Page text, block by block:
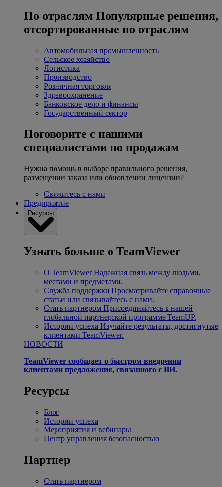
По отраслям Популярные решения,
отсортированные по отраслям
Автомобильная промышленность
Сельское хозяйство
Логистика
Производство
Розничная торговля
Здравоохранение
Банковское дело и финансы
Государственный сектор
Поговорите с нашими
специалистами по продажам
Нужна помощь в выборе правильного решения,
размещении заказа или обновлении лицензии?
Свяжитесь с нами
Предприятие
Ресурсы
Узнать больше о TeamViewer
О TeamViewer Надежная связь между людьми,
местами и предметами.
Служба поддержки Просматривайте справочные
статьи или связывайтесь с нами.
Стать партнером Присоединяйтесь к нашей
глобальной партнерской программе TeamUP.
Истории успеха Изучайте результаты, достигнутые
клиентами TeamViewer.
НОВОСТИ
TeamViewer сообщает о быстром внедрении
клиентами предложения, связанного с ИИ.
Ресурсы
Блог
Истории успеха
Мероприятия и вебинары
Центр управления безопасностью
Партнер
Стать партнером